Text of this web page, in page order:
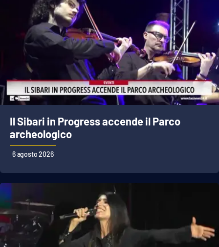
Il Sibari in Progress accende il Parco
archeologico
6 agosto 2026